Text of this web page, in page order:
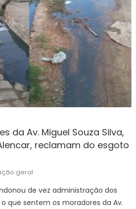
da Av. Miguel Souza Silva,
reclamam do esgoto
geral
de vez administração dos
que sentem os moradores da Av.